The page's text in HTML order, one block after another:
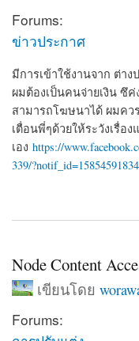
Forums:
ข่าวประกาศ
มีการเข้าใช้งานจาก ต่า
ผมต้องเป็นคนจ่ายเงิน ซึ
สามารถโฆษนาได้ ผมคว
เตื่อนพี่ๆด้วยให้ระวังเรื่อ
เอง https://
339/
about ผมโดน Hack
เองมา
Node Content
เขียนโดย
Forums: